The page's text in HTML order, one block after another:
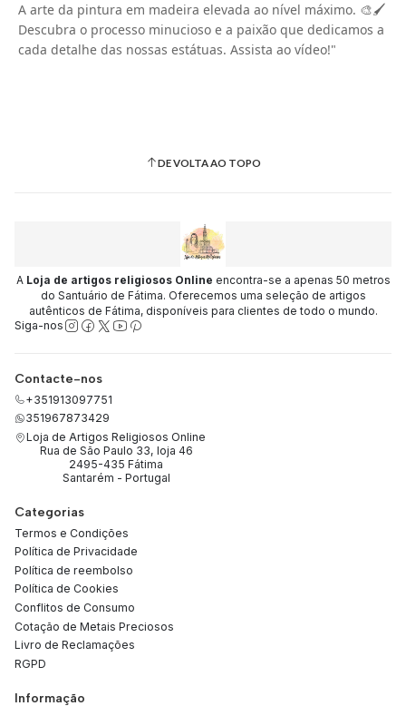
A arte da pintura em madeira elevada ao nível máximo. 🎨🖌️
Descubra o processo minucioso e a paixão que dedicamos a
cada detalhe das nossas estátuas. Assista ao vídeo!"
DE VOLTA AO TOPO
A Loja de artigos religiosos Online encontra-se a apenas 50 metros
do Santuário de Fátima. Oferecemos uma seleção de artigos
autênticos de Fátima, disponíveis para clientes de todo o mundo.
Siga-nos
Contacte-nos
+351913097751
351967873429
Loja de Artigos Religiosos Online
Rua de São Paulo 33, loja 46
2495-435 Fátima
Santarém - Portugal
Categorias
Termos e Condições
Política de Privacidade
Política de reembolso
Política de Cookies
Conflitos de Consumo
Cotação de Metais Preciosos
Livro de Reclamações
RGPD
Informação